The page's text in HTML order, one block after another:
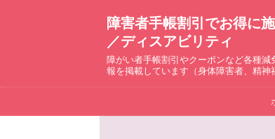
障害者手帳割引でお得に
／ディスアビリティ
障がい者手帳割引やクーポンなど各種
報を掲載しています（身体障害者、精神